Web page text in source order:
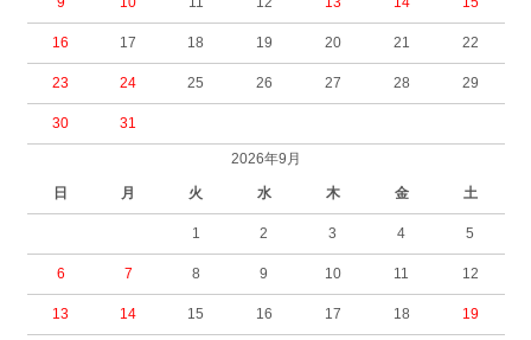
16 17 18 19 20 21 22
23 24 25 26 27 28 29
30 31
2026年9月
日 月 火 水 木 金 土
1 2 3 4 5
6 7 8 9 10 11 12
13 14 15 16 17 18 19